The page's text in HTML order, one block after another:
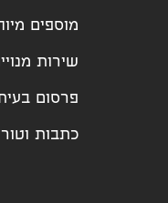
מוספים
שירות
פרסום
כתבות